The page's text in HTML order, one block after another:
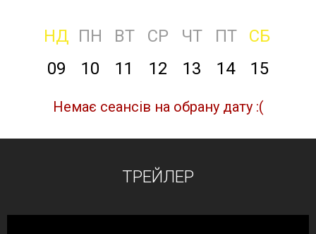
НД ПН ВТ СР ЧТ ПТ
СБ
09
10 11 12 13 14 15
Немає сеансів на обрану дату :(
ТРЕЙЛЕР